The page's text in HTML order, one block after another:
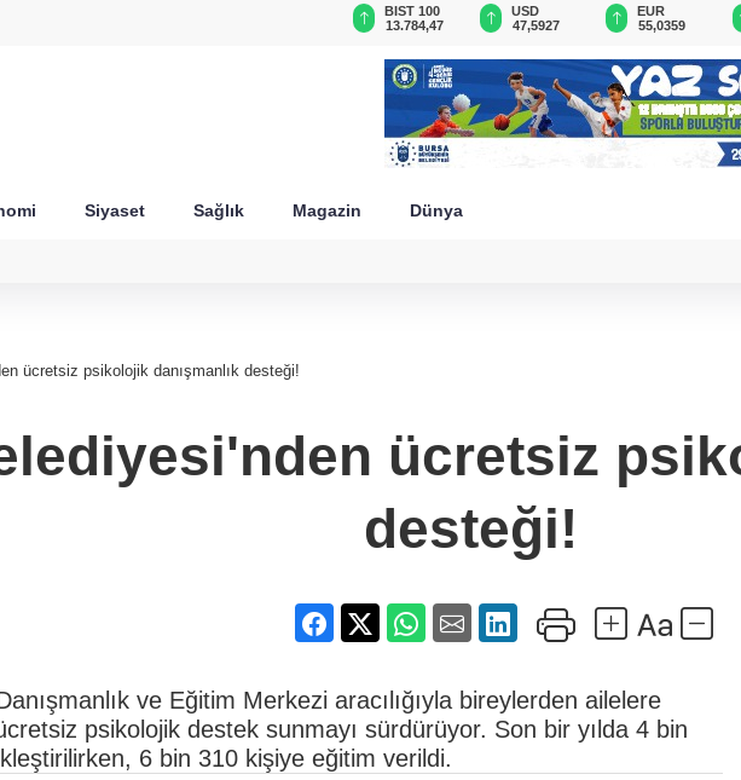
BIST 100
13.784,47
USD
47,5927
EUR
55,0359
Siyaset Sağlık Magazin Dünya
ücretsiz psikolojik danışmanlık desteği!
ücretsiz
desteği!
ve Eğitim Merkezi aracılığıyla bireylerden ailelere
psikolojik destek sunmayı sürdürüyor. Son bir yılda 4 bin
6 bin 310 kişiye eğitim verildi.